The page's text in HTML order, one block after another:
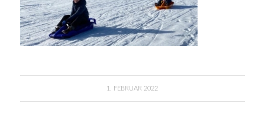
1. FEBRUAR 2022